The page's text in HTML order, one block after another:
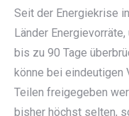
Seit der Energiekrise
Länder
bis zu 90 Tage
könne bei eindeutigen
Teilen freigegeben
bisher höchst selten,